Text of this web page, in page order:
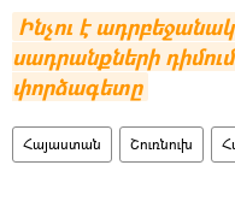
Ինչու է
սադրանքների
փորձագետը
Հայաստան Շուռնուխ